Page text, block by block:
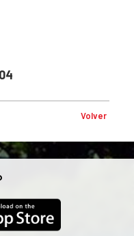
Volver